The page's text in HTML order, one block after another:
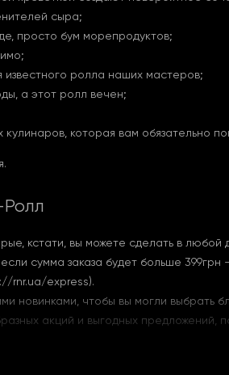
сыра;
просто бум морепродуктов;
ролла наших мастеров;
а этот ролл вечен;
которая вам обязательно
кстати, вы можете сделать в
сумма заказа будет больше
rnr.ua/express).
новинками, чтобы вы могли выбрать
акций и выгодных предложений,